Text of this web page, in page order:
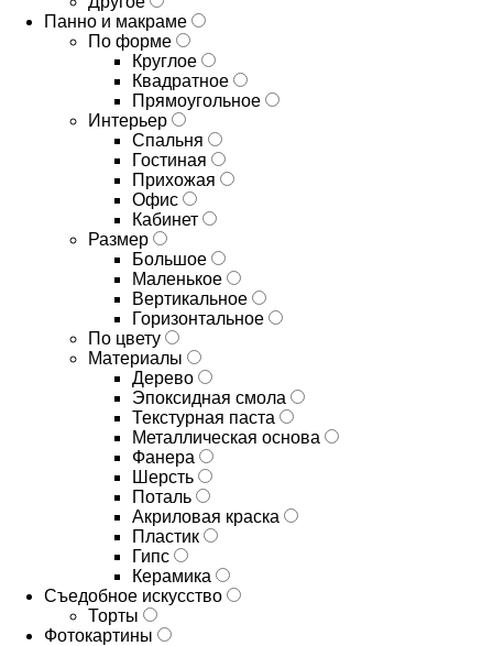
Панно и макраме
По форме
Круглое
Квадратное
Прямоугольное
Интерьер
Спальня
Гостиная
Прихожая
Офис
Кабинет
Размер
Большое
Маленькое
Вертикальное
Горизонтальное
По цвету
Материалы
Дерево
Эпоксидная смола
Текстурная паста
Металлическая основа
Фанера
Шерсть
Поталь
Акриловая краска
Пластик
Гипс
Керамика
Съедобное искусство
Торты
Фотокартины